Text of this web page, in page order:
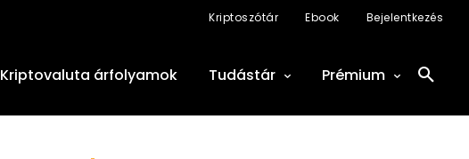
Kriptoszótár Ebook Bejelentkezés
Kriptovaluta árfolyamok Tudástár Prémium